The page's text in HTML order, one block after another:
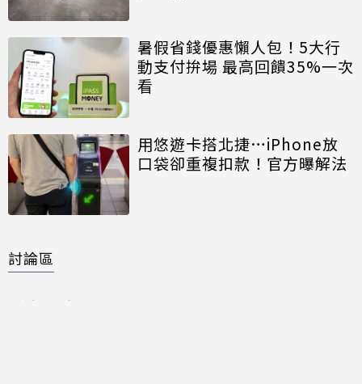
暑假省錢優惠懶人包！5大行
動支付拚場 最高回饋35%一次
看
用悠遊卡搭北捷…iPhone放
口袋卻重複扣款！官方曝解法
討論區
共有 則留言